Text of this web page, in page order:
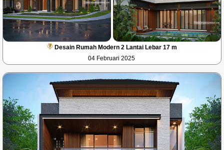
Desain Rumah Modern 2 Lantai Lebar 17 m
04 Februari 2025